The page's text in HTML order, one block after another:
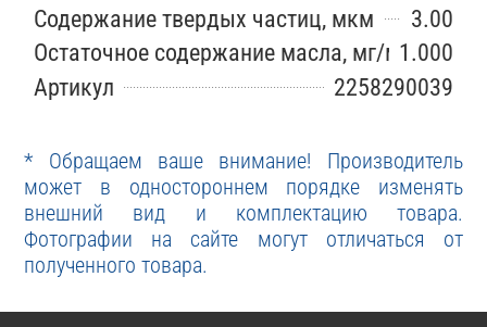
Содержание твердых частиц, мкм
3.00
Остаточное содержание масла, мг/м31.000
Артикул
2258290039
* Обращаем ваше внимание! Производитель
может в одностороннем порядке изменять
внешний вид и комплектацию товара.
Фотографии на сайте могут отличаться от
полученного товара.